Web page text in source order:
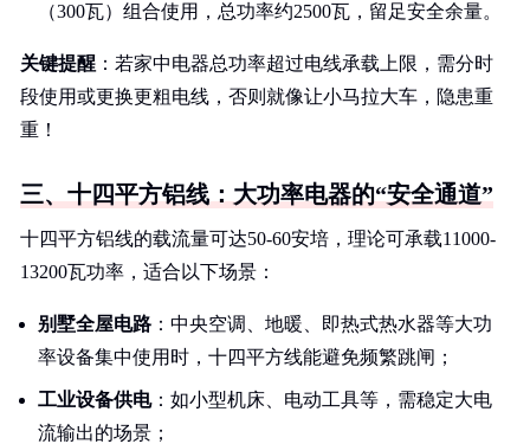
（300瓦）组合使用，总功率约2500瓦，留足安全余量。
关键提醒 ：若家中电器总功率超过电线承载上限，需分时
段使用或更换更粗电线，否则就像让小马拉大车，隐患重
重！
三、十四平方铝线：大功率电器的“安全通道”
十四平方铝线的载流量可达50-60安培，理论可承载11000-
13200瓦功率，适合以下场景：
别墅全屋电路 ：中央空调、地暖、即热式热水器等大功
率设备集中使用时，十四平方线能避免频繁跳闸；
工业设备供电：如小型机床、电动工具等，需稳定大电
流输出的场景；